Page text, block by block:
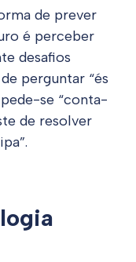
de prever
é perceber
desafios
perguntar “és
se “conta-
de resolver